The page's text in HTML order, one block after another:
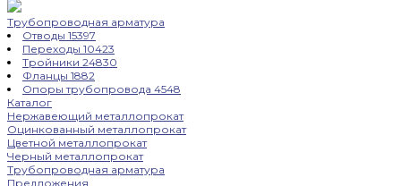
Трубопроводная арматура
Отводы 15397
Переходы 10423
Тройники 24830
Фланцы 1882
Опоры трубопровода 4548
Каталог
Нержавеющий металлопрокат
Оцинкованный металлопрокат
Цветной металлопрокат
Черный металлопрокат
Трубопроводная арматура
Предложения